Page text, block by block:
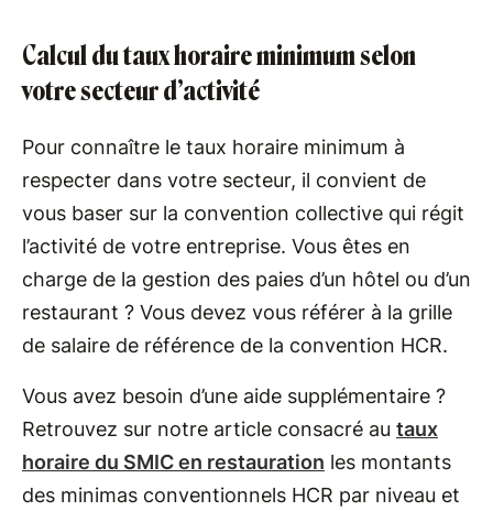
Calcul du taux horaire minimum selon
votre secteur d’activité
Pour connaître le taux horaire minimum à
respecter dans votre secteur, il convient de
vous baser sur la convention collective qui régit
l’activité de votre entreprise. Vous êtes en
charge de la gestion des paies d’un hôtel ou d’un
restaurant ? Vous devez vous référer à la grille
de salaire de référence de la convention HCR.
Vous avez besoin d’une aide supplémentaire ?
Retrouvez sur notre article consacré au taux
horaire du SMIC en restauration les montants
des minimas conventionnels HCR par niveau et